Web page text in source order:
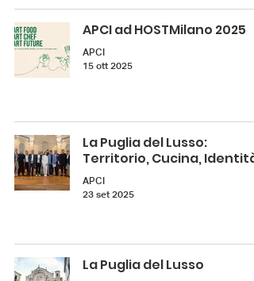
APCI ad HOSTMilano 2025
APCI
15 ott 2025
La Puglia del Lusso:
Territorio, Cucina, Identità.
APCI
23 set 2025
La Puglia del Lusso